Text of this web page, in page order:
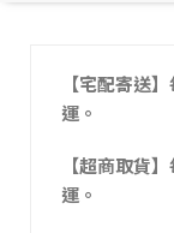
【宅配寄送
運。
【超商取貨
運。